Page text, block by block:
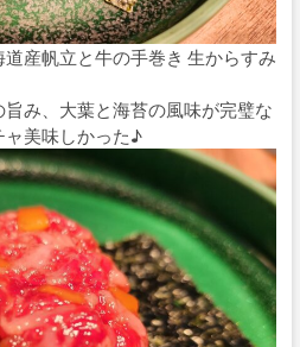
産帆立と牛の手巻き 生からすみ
み、大葉と海苔の風味が完璧な
ャ美味しかった♪